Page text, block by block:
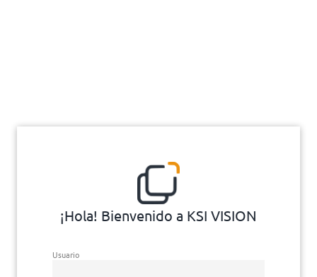
¡Hola! Bienvenido a KSI VISION
Usuario